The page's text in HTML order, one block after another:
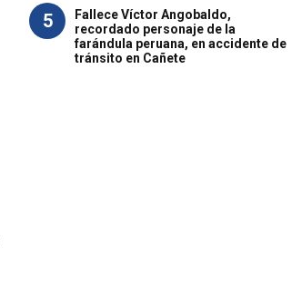
5
Fallece Víctor Angobaldo,
recordado personaje de la
farándula peruana, en accidente de
tránsito en Cañete